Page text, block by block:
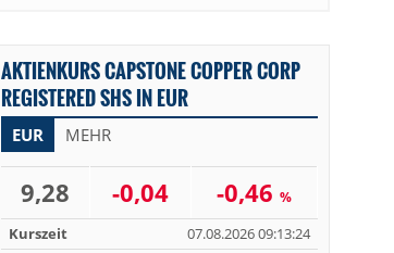
AKTIENKURS CAPSTONE COPPER CORP
REGISTERED SHS IN EUR
EUR MEHR
9,28 -0,04 -0,46 %
Kurszeit
07.08.2026 09:13:24